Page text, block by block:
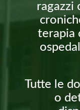
ragazzi
terapia
Tutte le
o